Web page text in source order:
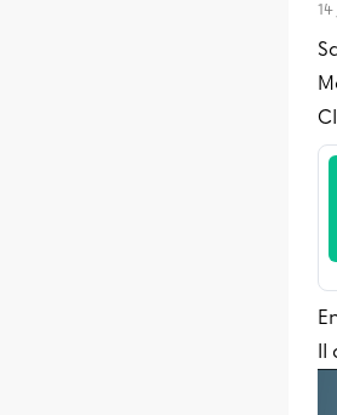
14
Il